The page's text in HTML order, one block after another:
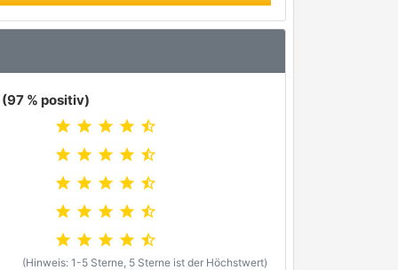
(97 % positiv)
star star star star star_half
star star star star star_half
star star star star star_half
star star star star star_half
star star star star star_half
(Hinweis: 1-5 Sterne, 5 Sterne ist der Höchstwert)